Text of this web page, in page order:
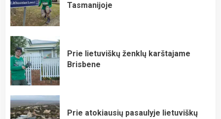
Tasmanijoje
Prie lietuviškų ženklų karštajame
Brisbene
Prie atokiausių pasaulyje lietuviškų